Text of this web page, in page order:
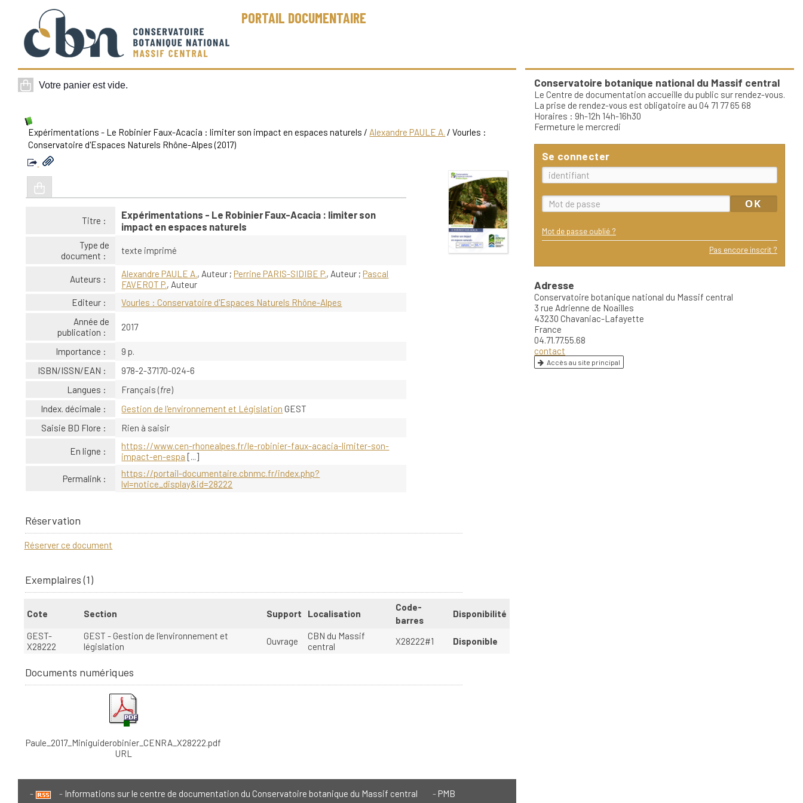
PORTAIL DOCUMENTAIRE
Expérimentations - Le Robinier Faux-Acacia : limiter son impact en espaces naturels / Alexandre PAULE A. / Vourles :
Conservatoire d'Espaces Naturels Rhône-Alpes (2017)
Titre :
Expérimentations - Le Robinier Faux-Acacia : limiter son
impact en espaces naturels
Type de
document :
texte imprimé
Auteurs : Alexandre PAULE A., Auteur ;Perrine PARIS-SIDIBE P., Auteur ;Pascal
FAVEROT P., Auteur
Editeur :
Vourles : Conservatoire d'Espaces Naturels Rhône-Alpes
Année de
publication :
2017
Importance :
9 p.
ISBN/ISSN/EAN :
978-2-37170-024-6
Langues :
Français (fre)
Index. décimale :
Gestion de l'environnement et Législation GEST
Saisie BD Flore :
Rien à saisir
En ligne :
https://www.cen-rhonealpes.fr/le-robinier-faux-acacia-limiter-son-
impact-en-espa [...]
Permalink :
https://portail-documentaire.cbnmc.fr/index.php?
lvl=notice_display&id=28222
Réservation
Réserver ce document
Exemplaires (1)
Cote Section Support Localisation
Code-
barres
Disponibilité
GEST-
X28222
GEST - Gestion de l'environnement et
législation
Ouvrage
CBN du Massif
central
X28222#1 Disponible
Documents numériques
Paule_2017_Miniguiderobinier_CENRA_X28222.pdf
URL
Informations sur le centre de documentation du Conservatoire botanique du Massif central PMB
Conservatoire botanique national du Massif central
Le Centre de documentation accueille du public sur rendez-vous.
La prise de rendez-vous est obligatoire au 04 71 77 65 68
Horaires : 9h-12h 14h-16h30
Fermeture le mercredi
Se connecter
Mot de passe oublié ?
Pas encore inscrit ?
Adresse
Conservatoire botanique national du Massif central
3 rue Adrienne de Noailles
43230 Chavaniac-Lafayette
France
04.71.77.55.68
contact
Accès au site principal